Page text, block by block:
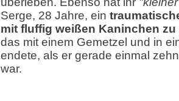
Serge, 28 Jahre, ein
mit fluffig weißen Kaninchen
das mit einem Gemetzel und in
endete, als er gerade einmal
war.